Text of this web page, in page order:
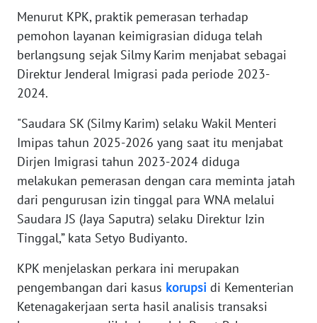
Menurut KPK, praktik pemerasan terhadap
pemohon layanan keimigrasian diduga telah
berlangsung sejak Silmy Karim menjabat sebagai
Direktur Jenderal Imigrasi pada periode 2023-
2024.
"Saudara SK (Silmy Karim) selaku Wakil Menteri
Imipas tahun 2025-2026 yang saat itu menjabat
Dirjen Imigrasi tahun 2023-2024 diduga
melakukan pemerasan dengan cara meminta jatah
dari pengurusan izin tinggal para WNA melalui
Saudara JS (Jaya Saputra) selaku Direktur Izin
Tinggal,” kata Setyo Budiyanto.
KPK menjelaskan perkara ini merupakan
pengembangan dari kasus korupsi di Kementerian
Ketenagakerjaan serta hasil analisis transaksi
REDAKSI
KARIR
Wahana
News
Regional
WN
SUMUT
JAKARTA
WN